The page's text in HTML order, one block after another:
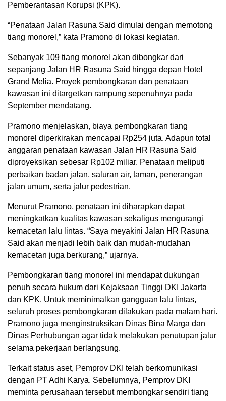
Pemberantasan Korupsi (KPK).
“Penataan Jalan Rasuna Said dimulai dengan memotong
tiang monorel,” kata Pramono di lokasi kegiatan.
Sebanyak 109 tiang monorel akan dibongkar dari
sepanjang Jalan HR Rasuna Said hingga depan Hotel
Grand Melia. Proyek pembongkaran dan penataan
kawasan ini ditargetkan rampung sepenuhnya pada
September mendatang.
Pramono menjelaskan, biaya pembongkaran tiang
monorel diperkirakan mencapai Rp254 juta. Adapun total
anggaran penataan kawasan Jalan HR Rasuna Said
diproyeksikan sebesar Rp102 miliar. Penataan meliputi
perbaikan badan jalan, saluran air, taman, penerangan
jalan umum, serta jalur pedestrian.
Menurut Pramono, penataan ini diharapkan dapat
meningkatkan kualitas kawasan sekaligus mengurangi
kemacetan lalu lintas. “Saya meyakini Jalan HR Rasuna
Said akan menjadi lebih baik dan mudah-mudahan
kemacetan juga berkurang,” ujarnya.
Pembongkaran tiang monorel ini mendapat dukungan
penuh secara hukum dari Kejaksaan Tinggi DKI Jakarta
dan KPK. Untuk meminimalkan gangguan lalu lintas,
seluruh proses pembongkaran dilakukan pada malam hari.
Pramono juga menginstruksikan Dinas Bina Marga dan
Dinas Perhubungan agar tidak melakukan penutupan jalur
selama pekerjaan berlangsung.
Terkait status aset, Pemprov DKI telah berkomunikasi
dengan PT Adhi Karya. Sebelumnya, Pemprov DKI
meminta perusahaan tersebut membongkar sendiri tiang